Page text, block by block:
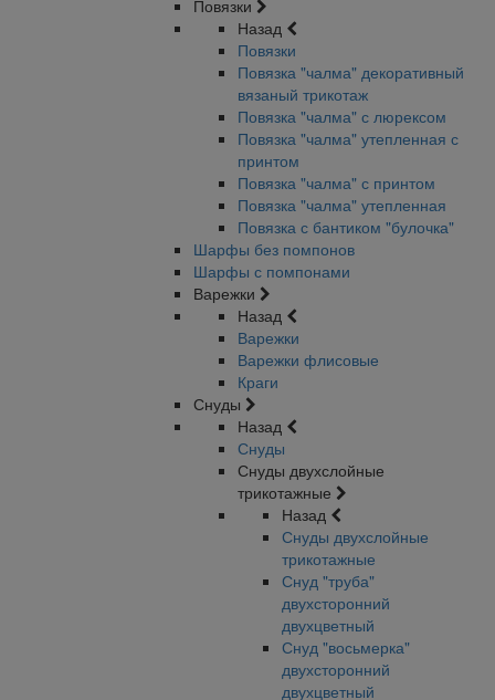
Повязки
Назад
Повязки
Повязка "чалма" декоративный
вязаный трикотаж
Повязка "чалма" с люрексом
Повязка "чалма" утепленная с
принтом
Повязка "чалма" с принтом
Повязка "чалма" утепленная
Повязка с бантиком "булочка"
Шарфы без помпонов
Шарфы с помпонами
Варежки
Назад
Варежки
Варежки флисовые
Краги
Снуды
Назад
Снуды
Снуды двухслойные
трикотажные
Назад
Снуды двухслойные
трикотажные
Снуд "труба"
двухсторонний
двухцветный
Снуд "восьмерка"
двухсторонний
двухцветный